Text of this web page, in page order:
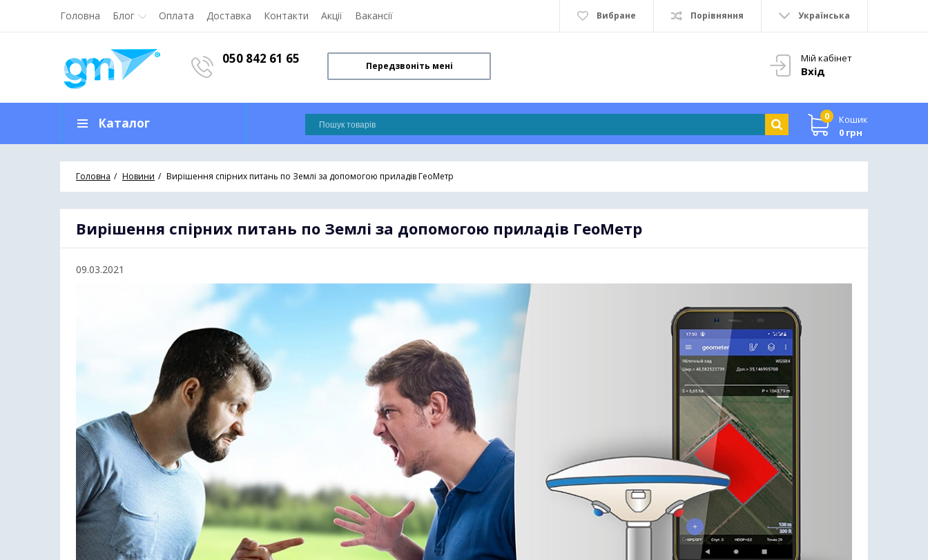
Головна Блог Оплата Доставка Контакти Акції Вакансії Вибране Порівняння Українська
Мій кабінет
Вхід
050 842 61 65 Передзвоніть мені
0
Кошик
0 грн
Каталог
Головна Новини Вирішення спірних питань по Землі за допомогою приладів ГеоМетр
Вирішення спірних питань по Землі за допомогою приладів ГеоМетр
09.03.2021